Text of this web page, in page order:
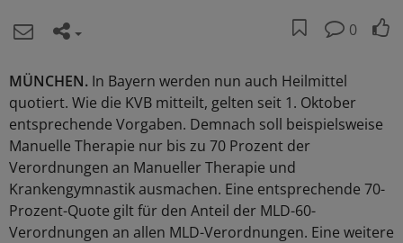
0
MÜNCHEN. In Bayern werden nun auch Heilmittel
quotiert. Wie die KVB mitteilt, gelten seit 1. Oktober
entsprechende Vorgaben. Demnach soll beispielsweise
Manuelle Therapie nur bis zu 70 Prozent der
Verordnungen an Manueller Therapie und
Krankengymnastik ausmachen. Eine entsprechende 70-
Prozent-Quote gilt für den Anteil der MLD-60-
Verordnungen an allen MLD-Verordnungen. Eine weitere